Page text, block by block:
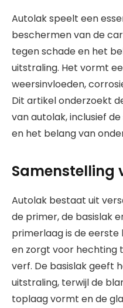
Autolak speelt een
beschermen van de
tegen schade en het
uitstraling. Het vormt
weersinvloeden,
Dit artikel onderzoekt
van autolak, inclusief
en het belang van
Samenstelling
Autolak bestaat uit
de primer, de basislak
primerlaag is de
en zorgt voor hechting
verf. De basislak geeft
uitstraling, terwijl de
toplaag vormt en de